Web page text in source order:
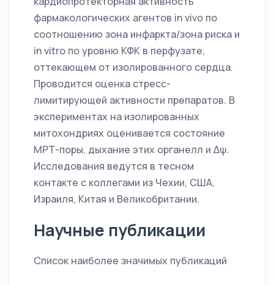
фармакологических агентов in vivo по
соотношению зона инфаркта/зона риска и
in vitro по уровню КФК в перфузате,
оттекающем от изолированного сердца.
Проводится оценка стресс-
лимитирующей активности препаратов. В
экспериментах на изолированных
митохондриях оценивается состояние
МРТ-поры, дыхание этих органелл и Δψ.
Исследования ведутся в тесном
контакте с коллегами из Чехии, США,
Израиля, Китая и Великобритании.
Научные публикации
Список наиболее значимых публикаций